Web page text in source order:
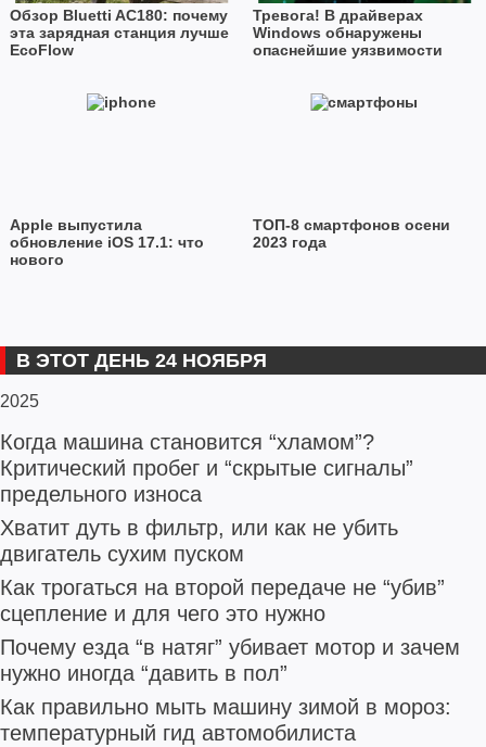
Обзор Bluetti AC180: почему
эта зарядная станция лучше
EcoFlow
Тревога! В драйверах
Windows обнаружены
опаснейшие уязвимости
Apple выпустила
обновление iOS 17.1: что
нового
ТОП-8 смартфонов осени
2023 года
В ЭТОТ ДЕНЬ 24 НОЯБРЯ
2025
Когда машина становится “хламом”?
Критический пробег и “скрытые сигналы”
предельного износа
Хватит дуть в фильтр, или как не убить
двигатель сухим пуском
Как трогаться на второй передаче не “убив”
сцепление и для чего это нужно
Почему езда “в натяг” убивает мотор и зачем
нужно иногда “давить в пол”
Как правильно мыть машину зимой в мороз:
температурный гид автомобилиста